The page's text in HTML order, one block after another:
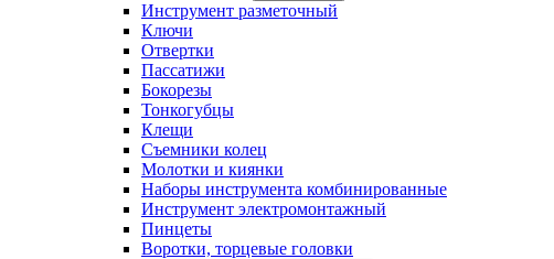
Инструмент разметочный
Ключи
Отвертки
Пассатижи
Бокорезы
Тонкогубцы
Клещи
Съемники колец
Молотки и киянки
Наборы инструмента комбинированные
Инструмент электромонтажный
Пинцеты
Воротки, торцевые головки